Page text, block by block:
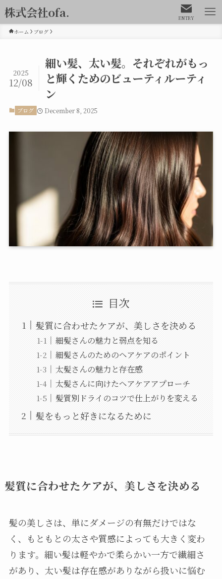
株式会社ofa. ENTRY
ホーム ブログ
細い髪、太い髪。それぞれがもっ
と輝くためのビューティルーティ
ン
2025
12/08
ブログ December 8, 2025
目次
髪質に合わせたケアが、美しさを決める
細髪さんの魅力と弱点を知る
細髪さんのためのヘアケアのポイント
太髪さんの魅力と存在感
太髪さんに向けたヘアケアアプローチ
髪質別ドライのコツで仕上がりを変える
髪をもっと好きになるために
髪質に合わせたケアが、美しさを決める
髪の美しさは、単にダメージの有無だけではな
く、もともとの太さや質感によっても大きく変わ
ります。細い髪は軽やかで柔らかい一方で繊細さ
があり、太い髪は存在感がありながら扱いに悩む